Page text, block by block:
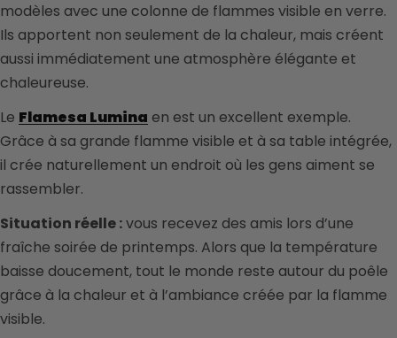
modèles avec une colonne de flammes visible en verre.
Ils apportent non seulement de la chaleur, mais créent
aussi immédiatement une atmosphère élégante et
chaleureuse.
Le Flamesa Lumina en est un excellent exemple.
Grâce à sa grande flamme visible et à sa table intégrée,
il crée naturellement un endroit où les gens aiment se
rassembler.
Situation réelle :vous recevez des amis lors d’une
fraîche soirée de printemps. Alors que la température
baisse doucement, tout le monde reste autour du poêle
grâce à la chaleur et à l’ambiance créée par la flamme
visible.